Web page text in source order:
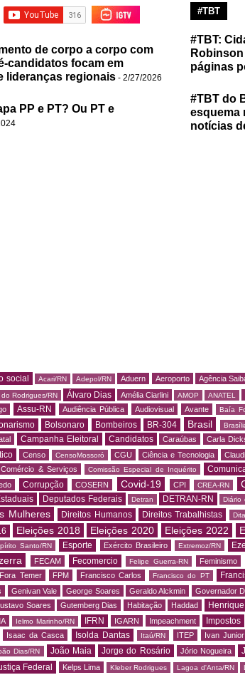
de corpo a corpo com
candidatos focam em
lideranças regionais - 2/27/2026
PP e PT? Ou PT e
#TBT
#TBT:
páginas
#TBT do
esquema
notícias
social Acari/RN Adepol/RN Aduern Aeroporto Agência
Rodrigues/RN Álvaro Dias Amélia Ciarlini AMOP ANATEL
Assu-RN Audiência Pública Audiovisual Avante Baía
Bolsonaro Bombeiros BR-304 Brasil
Campanha Eleitoral Candidatos Caraúbas Carla
Censo CensoMossoró CGU Ciência e Tecnologia
Comércio & Serviços Comissão Especial de Inquérito
Corrupção COSERN Covid-19 CPI CREA-RN
Deputados Federais Detran DETRAN-RN Diário
Mulheres Direitos Humanos Direitos Trabalhistas
Eleições 2018 Eleições 2020 Eleições 2022
Santo/RN Esporte Exército Brasileiro Extremoz/RN
FECAM Fecomercio Felipe Guerra-RN Feminismo
Fora Temer FPM Francisco Carlos Francisco do PT
Genivan Vale George Soares Geraldo Alckmin Governador
Soares Gutemberg Dias Habitação Haddad
Ielmo Marinho/RN IFRN IGARN Impeachment Impostos
Isaac da Casca Isolda Dantas Itaú/RN ITEP Ivan Junior
Dias/RN João Maia Jorge do Rosário Jório Nogueira
Federal Kelps Lima Kleber Rodrigues Lagoa d'Anta/RN